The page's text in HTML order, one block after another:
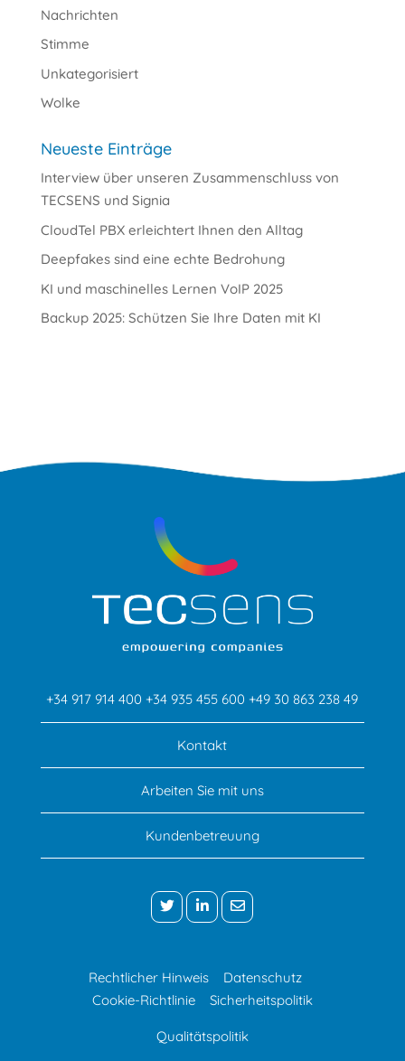
Nachrichten
Stimme
Unkategorisiert
Wolke
Neueste Einträge
Interview über unseren Zusammenschluss von
TECSENS und Signia
CloudTel PBX erleichtert Ihnen den Alltag
Deepfakes sind eine echte Bedrohung
KI und maschinelles Lernen VoIP 2025
Backup 2025: Schützen Sie Ihre Daten mit KI
+34 917 914 400 +34 935 455 600 +49 30 863 238 49
Kontakt
Arbeiten Sie mit uns
Kundenbetreuung
Rechtlicher Hinweis
Datenschutz
Cookie-Richtlinie
Sicherheitspolitik
Qualitätspolitik